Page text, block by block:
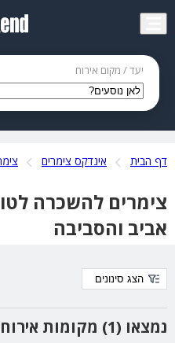
יעד / מקום אירוח
דף הבית אינדקס צימרים
צימרים להשכרה
אביב והסביבה
נמצאו (1) מקומות אירוח
הצג סינונים